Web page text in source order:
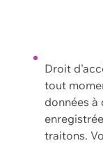
Droit
tout
données à
traitons.